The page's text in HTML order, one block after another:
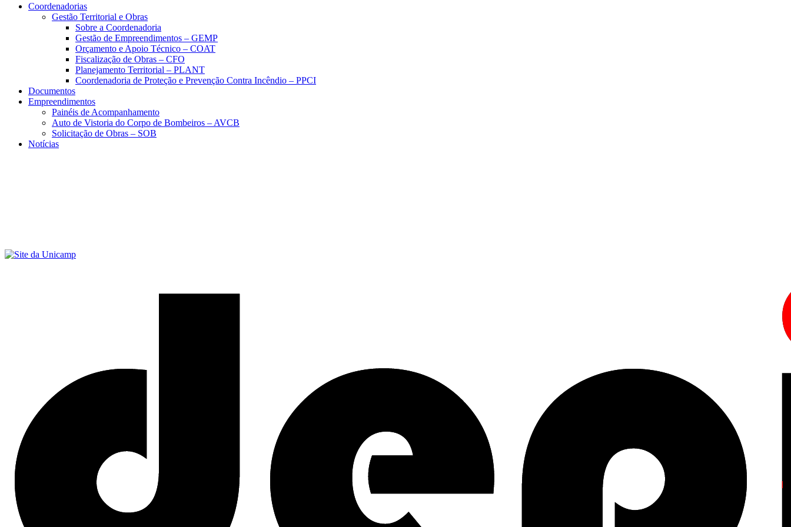
Coordenadorias
Gestão Territorial e Obras
Sobre a Coordenadoria
Gestão de Empreendimentos – GEMP
Orçamento e Apoio Técnico – COAT
Fiscalização de Obras – CFO
Planejamento Territorial – PLANT
Coordenadoria de Proteção e Prevenção Contra Incêndio – PPCI
Documentos
Empreendimentos
Painéis de Acompanhamento
Auto de Vistoria do Corpo de Bombeiros – AVCB
Solicitação de Obras – SOB
Notícias